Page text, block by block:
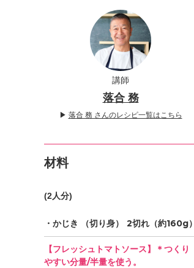
講師
落合 務
▶ 落合 務 さんのレシピ一覧はこちら
材料
(2人分)
・かじき （切り身） 2切れ（約160g）
【フレッシュトマトソース】＊つくり
やすい分量/半量を使う。